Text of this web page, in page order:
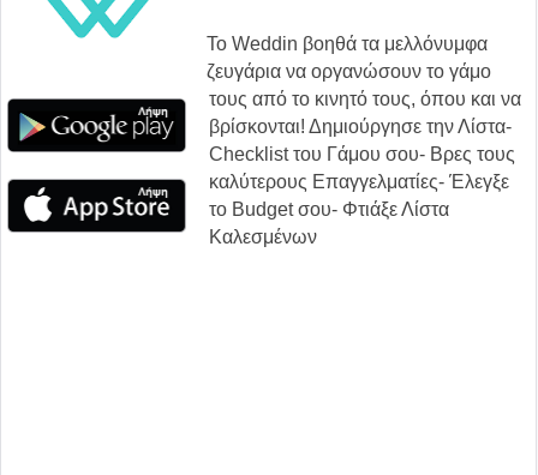
Το Weddin βοηθά τα μελλόνυμφα
ζευγάρια να οργανώσουν το γάμο
τους από το κινητό τους, όπου και να
βρίσκονται! Δημιούργησε την Λίστα-
Checklist του Γάμου σου- Βρες τους
καλύτερους Επαγγελματίες- Έλεγξε
το Budget σου- Φτιάξε Λίστα
Καλεσμένων